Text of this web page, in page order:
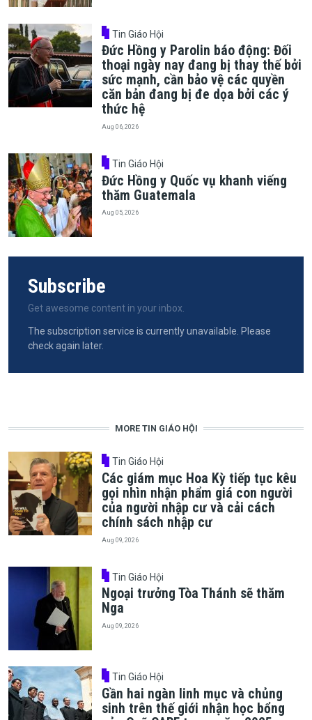
Tin Giáo Hội
Đức Hồng y Parolin báo động: Đối
thoại ngày nay đang bị thay thế bởi
sức mạnh, cần bảo vệ các quyền
căn bản đang bị đe dọa bởi các ý
thức hệ
Aug 06, 2026
Tin Giáo Hội
Đức Hồng y Quốc vụ khanh viếng
thăm Guatemala
Aug 05, 2026
Subscribe
Get awesome content in your inbox.
The subscription service is currently unavailable. Please
check again later.
MORE TIN GIÁO HỘI
Tin Giáo Hội
Các giám mục Hoa Kỳ tiếp tục kêu
gọi nhìn nhận phẩm giá con người
của người nhập cư và cải cách
chính sách nhập cư
Aug 09, 2026
Tin Giáo Hội
Ngoại trưởng Tòa Thánh sẽ thăm
Nga
Aug 09, 2026
Tin Giáo Hội
Gần hai ngàn linh mục và chủng
sinh trên thế giới nhận học bổng